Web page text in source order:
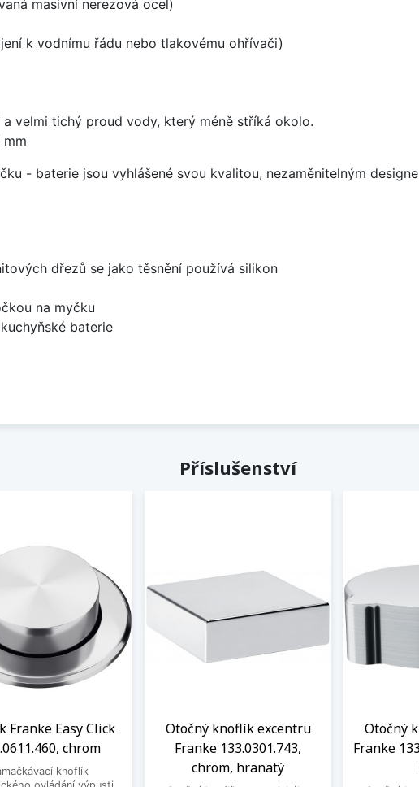
masivní nerezová ocel)
k vodnímu řádu nebo tlakovému ohřívači)
velmi tichý proud vody, který méně stříká okolo.
- baterie jsou vyhlášené svou kvalitou, nezaměnitelným
dřezů se jako těsnění používá silikon
na myčku
baterie
Příslušenství
Franke Easy Click
chrom
knoflík
Otočný knoflík excentru
Franke 133.0301.743,
chrom, hranatý
Otočný
Franke